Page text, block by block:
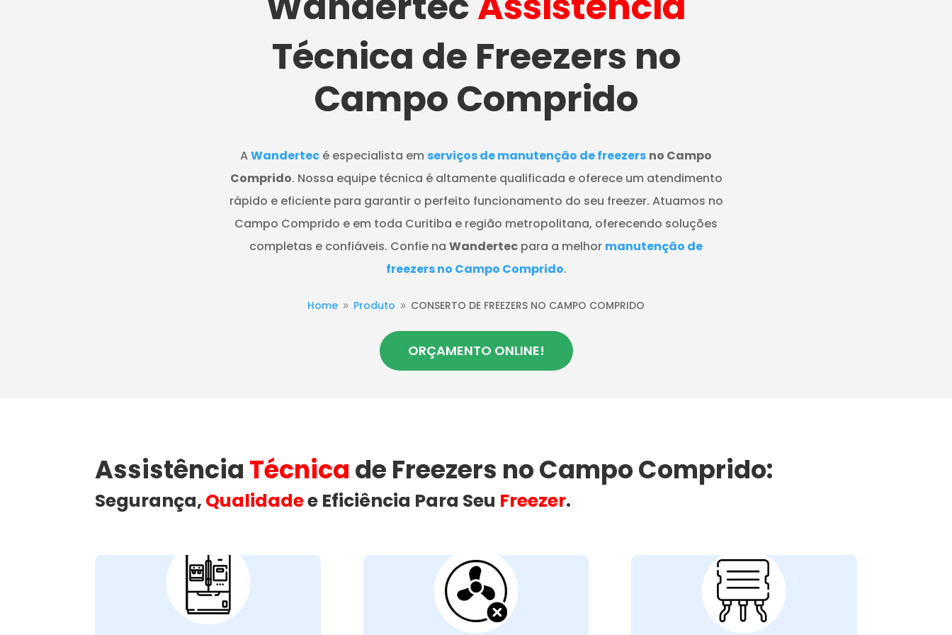
Técnica de Freezers no
Campo Comprido
AWandertec é especialista em serviços de manutenção de freezers no Campo
Comprido. Nossa equipe técnica é altamente qualificada e oferece um atendimento
rápido e eficiente para garantir o perfeito funcionamento do seu freezer. Atuamos no
Campo Comprido e em toda Curitiba e região metropolitana, oferecendo soluções
completas e confiáveis. Confie na Wandertec para a melhor manutenção de
freezers no Campo Comprido.
Home 9 Produto 9 CONSERTO DE FREEZERS NO CAMPO COMPRIDO
ORÇAMENTO ONLINE!
Assistência Técnica de Freezers no Campo Comprido:
Segurança, Qualidadee Eficiência Para Seu Freezer.
Resolve Problemas
Comuns em
Freezers no Campo
Comprido
Freezer Bloqueada
no Campo
Comprido
Uma ventilação obstruída é um
Problemas com o
Motor do Ventilador
do Condensador:
O motor do ventilador do condensador
desempenha um papel crucial na